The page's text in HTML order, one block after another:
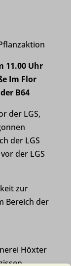
11.00 Uhr
Im Flor
B64
der LGS,
der LGS
der LGS
zur
Bereich der
Höxter